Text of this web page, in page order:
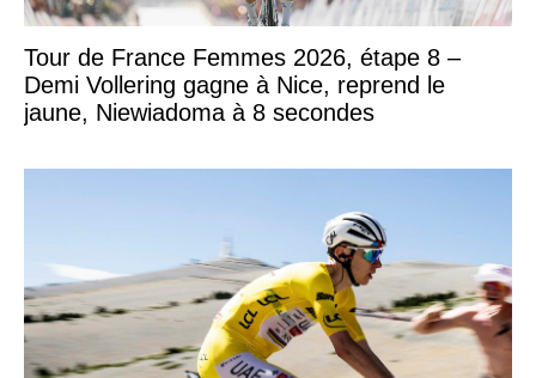
Tour de France Femmes 2026, étape 8 –
Demi Vollering gagne à Nice, reprend le
jaune, Niewiadoma à 8 secondes